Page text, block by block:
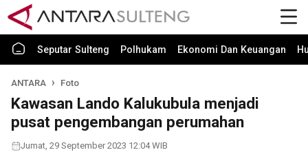
Seputar Sulteng Polhukam Ekonomi Dan Keuangan
ANTARA Foto
Kawasan Lando Kalukubula menjadi
pusat pengembangan perumahan
Jumat, 29 September 2023 12:04 WIB